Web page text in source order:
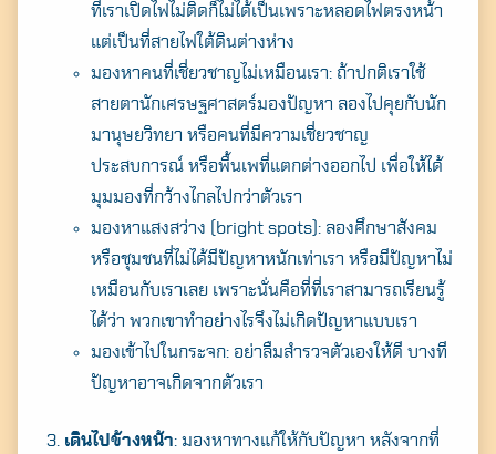
ที่เราเปิดไฟไม่ติดก็ไม่ได้เป็นเพราะหลอดไฟตรงหน้า
แต่เป็นที่สายไฟใต้ดินต่างห่าง
มองหาคนที่เชี่ยวชาญไม่เหมือนเรา: ถ้าปกติเราใช้
สายตานักเศรษฐศาสตร์มองปัญหา ลองไปคุยกับนัก
มานุษยวิทยา หรือคนที่มีความเชี่ยวชาญ
ประสบการณ์ หรือพื้นเพที่แตกต่างออกไป เพื่อให้ได้
มุมมองที่กว้างไกลไปกว่าตัวเรา
มองหาแสงสว่าง (bright spots): ลองศึกษาสังคม
หรือชุมชนที่ไม่ได้มีปัญหาหนักเท่าเรา หรือมีปัญหาไม่
เหมือนกับเราเลย เพราะนั่นคือที่ที่เราสามารถเรียนรู้
ได้ว่า พวกเขาทำอย่างไรจึงไม่เกิดปัญหาแบบเรา
มองเข้าไปในกระจก: อย่าลืมสำรวจตัวเองให้ดี บางที
ปัญหาอาจเกิดจากตัวเรา
เดินไปข้างหน้า: มองหาทางแก้ให้กับปัญหา หลังจากที่